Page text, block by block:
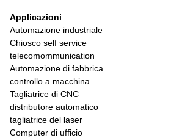
Applicazioni
Automazione industriale
Chiosco self service
telecomommunication
Automazione di fabbrica
controllo a macchina
Tagliatrice di CNC
distributore automatico
tagliatrice del laser
Computer di ufficio